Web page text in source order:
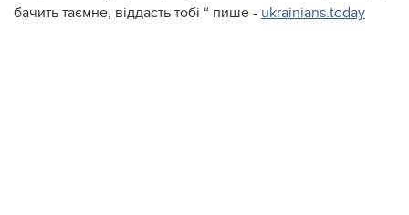
бачить таємне, віддасть тобі “ пише - ukrainians.today